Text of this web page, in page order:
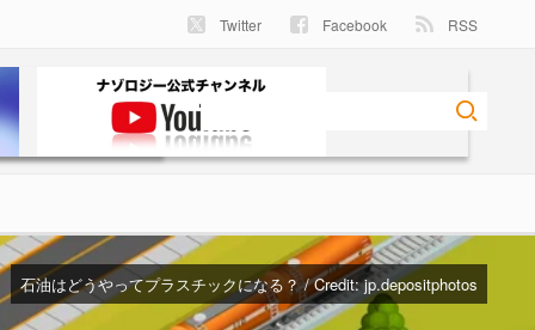
Twitter Facebook RSS
石油はどうやってプラスチックになる？ / Credit:jp.depositphotos